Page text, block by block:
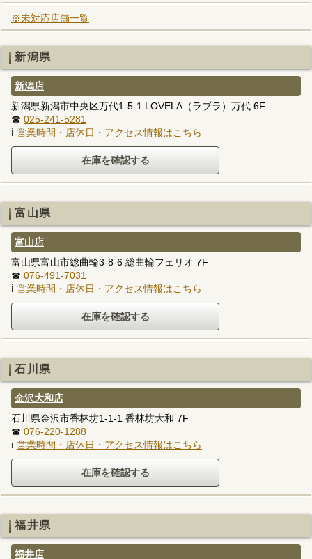
※未対応店舗一覧
新潟県
新潟店
新潟県新潟市中央区万代1-5-1 LOVELA（ラブラ）万代 6F
☎ 025-241-5281
ℹ 営業時間・店休日・アクセス情報はこちら
富山県
富山店
富山県富山市総曲輪3-8-6 総曲輪フェリオ 7F
☎ 076-491-7031
ℹ 営業時間・店休日・アクセス情報はこちら
石川県
金沢大和店
石川県金沢市香林坊1-1-1 香林坊大和 7F
☎ 076-220-1288
ℹ 営業時間・店休日・アクセス情報はこちら
福井県
福井店